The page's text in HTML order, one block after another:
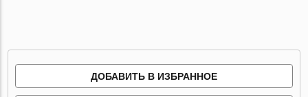
ДОБАВИТЬ В ИЗБРАННОЕ